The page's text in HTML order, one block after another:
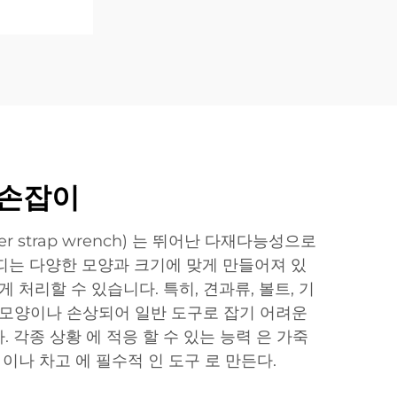
잡이
strap wrench) 는 뛰어난 다재다능성으로
는 다양한 모양과 크기에 맞게 만들어져 있
처리할 수 있습니다. 특히, 견과류, 볼트, 기
양이나 손상되어 일반 도구로 잡기 어려운
각종 상황 에 적응 할 수 있는 능력 은 가죽
나 차고 에 필수적 인 도구 로 만든다.